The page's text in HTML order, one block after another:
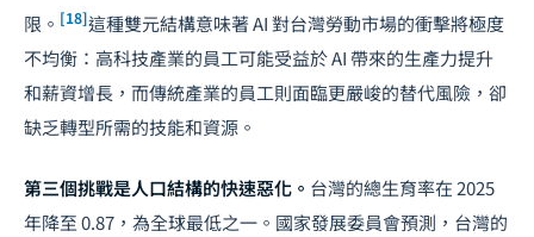
限。 [18]這種雙元結構意味著 AI 對台灣勞動市場的衝擊將極度
不均衡：高科技產業的員工可能受益於 AI 帶來的生產力提升
和薪資增長，而傳統產業的員工則面臨更嚴峻的替代風險，卻
缺乏轉型所需的技能和資源。
第三個挑戰是人口結構的快速惡化。 台灣的總生育率在 2025
年降至 0.87，為全球最低之一。國家發展委員會預測，台灣的